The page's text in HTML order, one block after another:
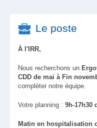
Le poste
À l'IRR,
Nous recherchons un
CDD de mai à Fin
compléter notre équipe.
Votre planning : 9h-17h30
Matin en hospitalisation